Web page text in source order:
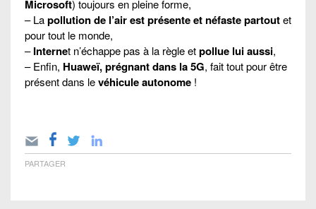
Microsoft) toujours en pleine forme,
– Lapollution de l’air est présente et néfaste partoutet
pour tout le monde,
–Internet n’échappe pas à la règle etpollue lui aussi,
– Enfin, Huaweï, prégnant dans la 5G, fait tout pour être
présent dans levéhicule autonome !
PARTAGER